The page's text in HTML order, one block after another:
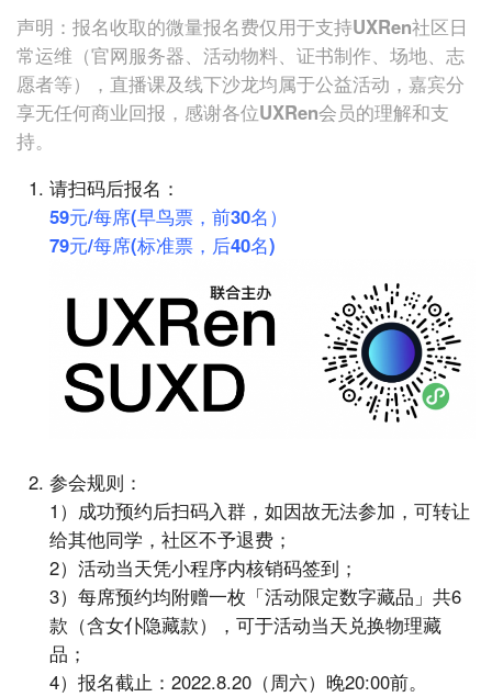
声明：报名收取的微量报名费仅用于支持UXRen社区日
常运维（官网服务器、活动物料、证书制作、场地、志
愿者等），直播课及线下沙龙均属于公益活动，嘉宾分
享无任何商业回报，感谢各位UXRen会员的理解和支
持。
请扫码后报名：
59元/每席(早鸟票，前30名）
79元/每席(标准票，后40名)
参会规则：
1）成功预约后扫码入群，如因故无法参加，可转让
给其他同学，社区不予退费；
2）活动当天凭小程序内核销码签到；
3）每席预约均附赠一枚「活动限定数字藏品」共6
款（含女仆隐藏款），可于活动当天兑换物理藏
品；
4）报名截止：2022.8.20（周六）晚20:00前。